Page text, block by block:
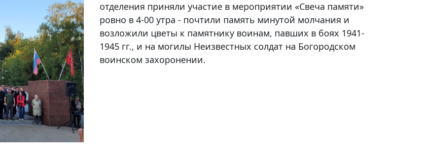
отделения приняли участие в мероприятии «Свеча памяти»
ровно в 4-00 утра - почтили память минутой молчания и
возложили цветы к памятнику воинам, павших в боях 1941-
1945 гг., и на могилы Неизвестных солдат на Богородском
воинском захоронении.